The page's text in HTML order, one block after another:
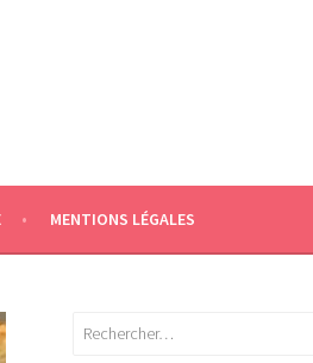
MENTIONS LÉGALES
Rechercher :